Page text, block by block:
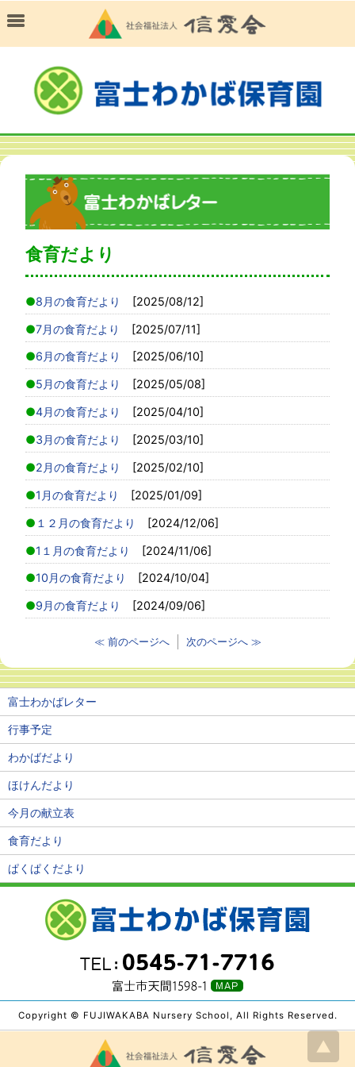
食育だより
8月の食育だより [2025/08/12]
7月の食育だより [2025/07/11]
6月の食育だより [2025/06/10]
5月の食育だより [2025/05/08]
4月の食育だより [2025/04/10]
3月の食育だより [2025/03/10]
2月の食育だより [2025/02/10]
1月の食育だより [2025/01/09]
１２月の食育だより [2024/12/06]
1１月の食育だより [2024/11/06]
10月の食育だより [2024/10/04]
9月の食育だより [2024/09/06]
≪ 前のページへ 次のページへ ≫
富士わかばレター
行事予定
わかばだより
ほけんだより
今月の献立表
食育だより
ぱくぱくだより
Copyright © FUJIWAKABA Nursery School, All Rights Reserved.